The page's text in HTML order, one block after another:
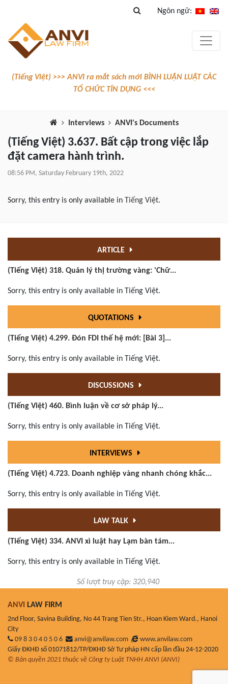
Ngôn ngữ:
(Tiếng Việt) >>> ANVI ra mắt sách mới BÌNH LUẬN LUẬT CÁC
TỔ CHỨC TÍN DỤNG <<<
Interviews ANVI's Documents
(Tiếng Việt) 3.637. Bất cập trong việc lắp
đặt camera hành trình.
08:56 PM, Saturday February 19th, 2022
Sorry, this entry is only available in Tiếng Việt.
ARTICLE
(Tiếng Việt) 318. Quản lý thị trường vàng: 'Chữ...
Sorry, this entry is only available in Tiếng Việt.
QUOTATIONS
(Tiếng Việt) 4.299. Đón FDI thế hệ mới: [Bài 3]...
Sorry, this entry is only available in Tiếng Việt.
DISCUSSIONS
(Tiếng Việt) 460. Bình luận về cơ sở pháp lý...
Sorry, this entry is only available in Tiếng Việt.
INTERVIEWS
(Tiếng Việt) 4.723. Doanh nghiệp vàng nhanh chóng khắc...
Sorry, this entry is only available in Tiếng Việt.
LAW TALK
(Tiếng Việt) 334. ANVI xì luật hay Lạm bàn tám...
Sorry, this entry is only available in Tiếng Việt.
Số lượt truy cập: 320,940
ANVI LAW FIRM
2nd Floor, Savina Building, No 44 Trang Tien Str., Hoan Kiem Ward., Hanoi
City
09 8 3 0 4 0 5 0 6
anvi@anvilaw.com
www.anvilaw.com
Giấy ĐKHĐ số 01071812/TP/ĐKHĐ Sở Tư pháp HN cấp lần đầu 24-12-2020
© Bản quyền 2021 thuộc về Công ty Luật TNHH ANVI (ANVI)